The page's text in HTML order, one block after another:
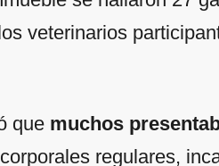
veterinarios
que muchos
regulares,